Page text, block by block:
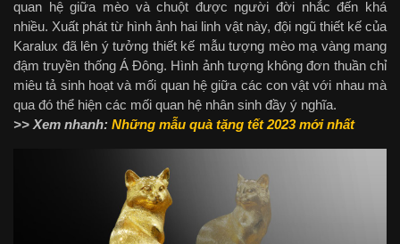
quan hệ giữa mèo và chuột được người đời nhắc đến khá
nhiều. Xuất phát từ hình ảnh hai linh vật này, đội ngũ thiết kế của
Karalux đã lên ý tưởng thiết kế mẫu tượng mèo mạ vàng mang
đậm truyền thống Á Đông. Hình ảnh tượng không đơn thuần chỉ
miêu tả sinh hoạt và mối quan hệ giữa các con vật với nhau mà
qua đó thể hiện các mối quan hệ nhân sinh đầy ý nghĩa.
>> Xem nhanh: Những mẫu quà tặng tết 2023 mới nhất